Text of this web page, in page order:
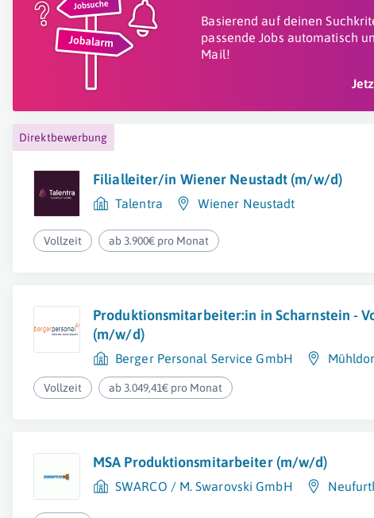
Basierend auf deinen
passende Jobs automatisch
Mail!
Direktbewerbung
Filialleiter/in Wiener Neustadt (m/w/d)
Talentra Wiener Neustadt
Vollzeit ab 3.900€ pro Monat
Produktionsmitarbeiter:in in Scharnstein -
(m/w/d)
Berger Personal Service GmbH
Vollzeit ab 3.049,41€ pro Monat
MSA Produktionsmitarbeiter (m/w/d)
SWARCO / M. Swarovski GmbH